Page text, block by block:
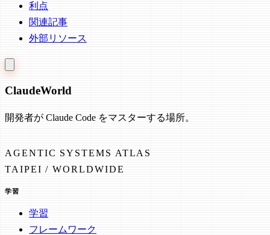
利点
関連記事
外部リソース
ClaudeWorld
開発者が Claude Code をマスターする場所。
AGENTIC SYSTEMS ATLAS
TAIPEI / WORLDWIDE
学習
学習
フレームワーク